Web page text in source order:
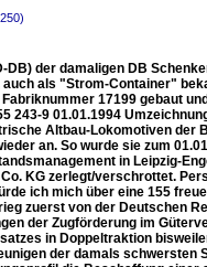
DB) der damaligen DB
als "Strom-Container"
17199 gebaut
243-9 01.01.1994
Altbau-Lokomotiven der
an. So wurde sie zum
in Leipzig-
KG zerlegt/verschrottet.
ich mich über eine 155
zuerst von der Deutschen
der Zugförderung im
in Doppeltraktion
der damals